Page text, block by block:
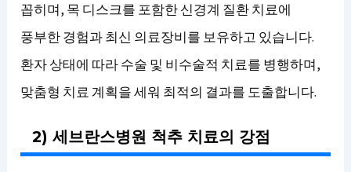
꼽히며, 목 디스크를 포함한 신경계 질환 치료에
풍부한 경험과 최신 의료장비를 보유하고 있습니다.
환자 상태에 따라 수술 및 비수술적 치료를 병행하며,
맞춤형 치료 계획을 세워 최적의 결과를 도출합니다.
2) 세브란스병원 척추 치료의 강점